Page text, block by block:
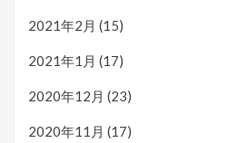
2021年2月 (15)
2021年1月 (17)
2020年12月 (23)
2020年11月 (17)